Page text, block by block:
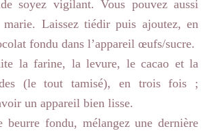
soyez vigilant. Vous pouvez aussi
Laissez tiédir puis ajoutez, en
fondu dans l’appareil œufs/sucre.
la farine, la levure, le cacao et la
(le tout tamisé), en trois fois ;
un appareil bien lisse.
fondu, mélangez une dernière